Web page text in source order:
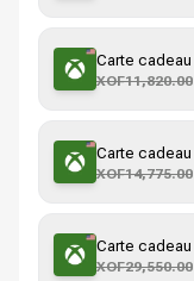
Carte cadeau
XOF11,820.00
Carte cadeau
XOF14,775.00
Carte cadeau
XOF29,550.00